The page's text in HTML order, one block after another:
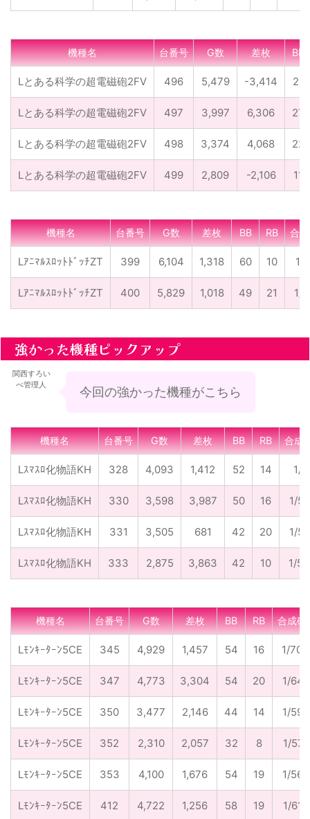
機種名 台番号 G数 差枚 BB
Lとある科学の超電磁砲2FV 496 5,479 -3,414 21
Lとある科学の超電磁砲2FV 497 3,997 6,306 27
Lとある科学の超電磁砲2FV 498 3,374 4,068 22
Lとある科学の超電磁砲2FV 499 2,809 -2,106 11
機種名 台番号 G数 差枚 BB RB 合
LｱﾆﾏﾙｽﾛｯﾄﾄﾞｯﾁZT 399 6,104 1,318 60 10 1/
LｱﾆﾏﾙｽﾛｯﾄﾄﾞｯﾁZT 400 5,829 1,018 49 21 1/
強かった機種ピックアップ
関西すろい
べ管理人
今回の強かった機種がこちら
機種名 台番号 G数 差枚 BB RB 合成
Lｽﾏｽﾛ化物語KH 328 4,093 1,412 52 14 1/
Lｽﾏｽﾛ化物語KH 330 3,598 3,987 50 16 1/
Lｽﾏｽﾛ化物語KH 331 3,505 681 42 20 1/
Lｽﾏｽﾛ化物語KH 333 2,875 3,863 42 10 1/
機種名 台番号 G数 差枚 BB RB 合成確
Lﾓﾝｷｰﾀｰﾝ5CE 345 4,929 1,457 54 16 1/
Lﾓﾝｷｰﾀｰﾝ5CE 347 4,773 3,304 54 20 1/
Lﾓﾝｷｰﾀｰﾝ5CE 350 3,477 2,146 44 14 1/
Lﾓﾝｷｰﾀｰﾝ5CE 352 2,310 2,057 32 8 1/
Lﾓﾝｷｰﾀｰﾝ5CE 353 4,100 1,676 54 19 1/
Lﾓﾝｷｰﾀｰﾝ5CE 412 4,722 1,256 58 19 1/